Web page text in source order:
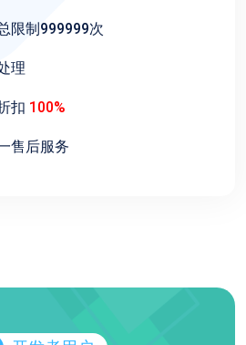
限制999999次
理
扣 100%
售后服务